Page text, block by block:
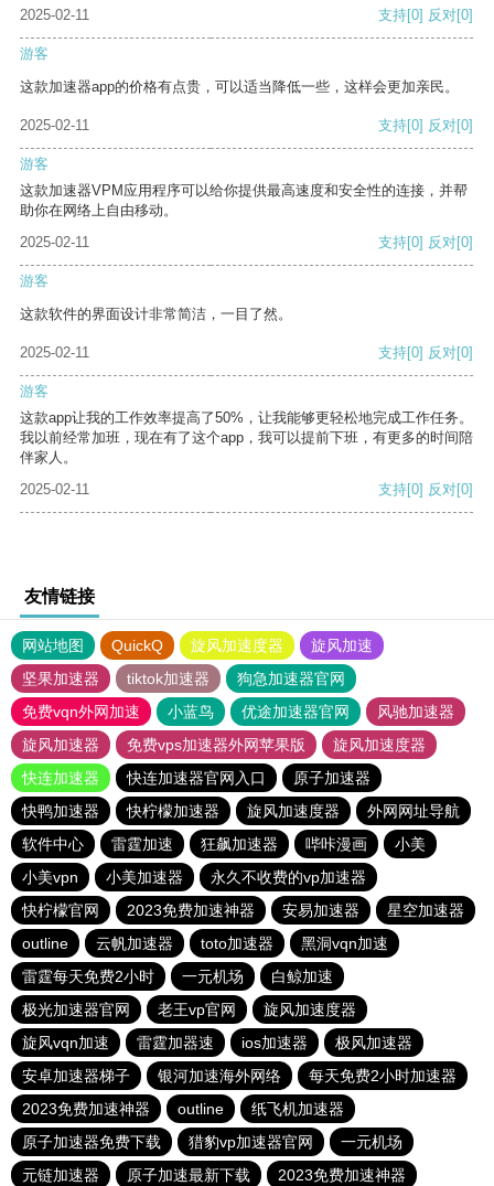
2025-02-11 支持[0] 反对[0]
游客
这款加速器app的价格有点贵，可以适当降低一些，这样会更加亲民。
2025-02-11 支持[0] 反对[0]
游客
这款加速器VPM应用程序可以给你提供最高速度和安全性的连接，并帮
助你在网络上自由移动。
2025-02-11
支持[0] 反对[0]
游客
这款软件的界面设计非常简洁，一目了然。
2025-02-11 支持[0] 反对[0]
游客
这款app让我的工作效率提高了50%，让我能够更轻松地完成工作任务。
我以前经常加班，现在有了这个app，我可以提前下班，有更多的时间陪
伴家人。
2025-02-11
支持[0] 反对[0]
友情链接
网站地图 QuickQ 旋风加速度器
旋风加速
坚果加速器
tiktok加速器
狗急加速器官网
免费vqn外网加速
小蓝鸟 优途加速器官网
风驰加速器
旋风加速器
免费vps加速器外网苹果版
旋风加速度器
快连加速器
快连加速器官网入口
原子加速器
快鸭加速器
快柠檬加速器 旋风加速度器
外网网址导航
软件中心
雷霆加速 狂飙加速器 哔咔漫画
小美
小美vpn
小美加速器
永久不收费的vp加速器
快柠檬官网
2023免费加速神器 安易加速器
星空加速器
outline
云帆加速器 toto加速器
黑洞vqn加速
雷霆每天免费2小时
一元机场
白鲸加速
极光加速器官网
老王vp官网
旋风加速度器
旋风vqn加速
雷霆加器速 ios加速器
极风加速器
安卓加速器梯子
银河加速海外网络
每天免费2小时加速器
2023免费加速神器
outline
纸飞机加速器
原子加速器免费下载
猎豹vp加速器官网
一元机场
元链加速器
原子加速最新下载 2023免费加速神器